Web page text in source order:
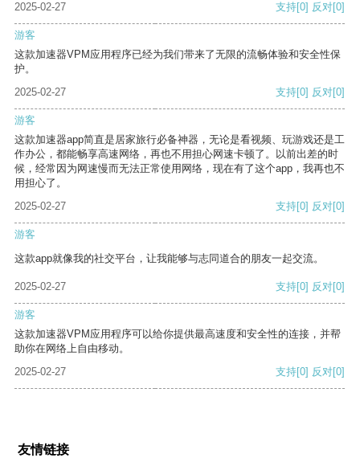
2025-02-27 支持[0] 反对[0]
游客
这款加速器VPM应用程序已经为我们带来了无限的流畅体验和安全性保
护。
2025-02-27
支持[0] 反对[0]
游客
这款加速器app简直是居家旅行必备神器，无论是看视频、玩游戏还是工
作办公，都能畅享高速网络，再也不用担心网速卡顿了。以前出差的时
候，经常因为网速慢而无法正常使用网络，现在有了这个app，我再也不
用担心了。
2025-02-27
支持[0] 反对[0]
游客
这款app就像我的社交平台，让我能够与志同道合的朋友一起交流。
2025-02-27 支持[0] 反对[0]
游客
这款加速器VPM应用程序可以给你提供最高速度和安全性的连接，并帮
助你在网络上自由移动。
2025-02-27
支持[0] 反对[0]
友情链接